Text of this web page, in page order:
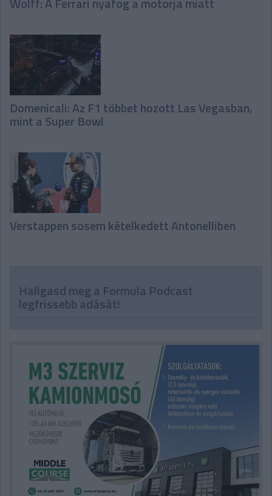
Domenicali: Az F1 többet hozott Las Vegasban,
mint a Super Bowl
Verstappen sosem kételkedett Antonelliben
Hallgasd meg a Formula Podcast
legfrissebb adását!